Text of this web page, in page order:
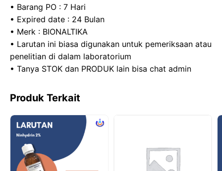
• Barang PO : 7 Hari
• Expired date : 24 Bulan
• Merk : BIONALTIKA
• Larutan ini biasa digunakan untuk pemeriksaan atau
penelitian di dalam laboratorium
• Tanya STOK dan PRODUK lain bisa chat admin
Produk Terkait